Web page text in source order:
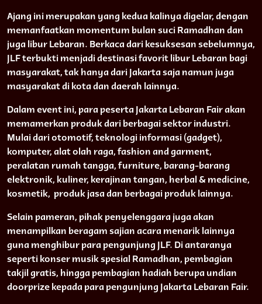
Ajang ini merupakan yang kedua kalinya digelar, dengan
memanfaatkan momentum bulan suci Ramadhan dan
juga libur Lebaran. Berkaca dari kesuksesan sebelumnya,
JLF terbukti menjadi destinasi favorit libur Lebaran bagi
masyarakat, tak hanya dari Jakarta saja namun juga
masyarakat di kota dan daerah lainnya.
Dalam event ini, para peserta Jakarta Lebaran Fair akan
memamerkan produk dari berbagai sektor industri.
Mulai dari otomotif, teknologi informasi (gadget),
komputer, alat olah raga, fashion and garment,
peralatan rumah tangga, furniture, barang-barang
elektronik, kuliner, kerajinan tangan, herbal & medicine,
kosmetik, produk jasa dan berbagai produk lainnya.
Selain pameran, pihak penyelenggara juga akan
menampilkan beragam sajian acara menarik lainnya
guna menghibur para pengunjung JLF. Di antaranya
seperti konser musik spesial Ramadhan, pembagian
takjil gratis, hingga pembagian hadiah berupa undian
doorprize kepada para pengunjung Jakarta Lebaran Fair.